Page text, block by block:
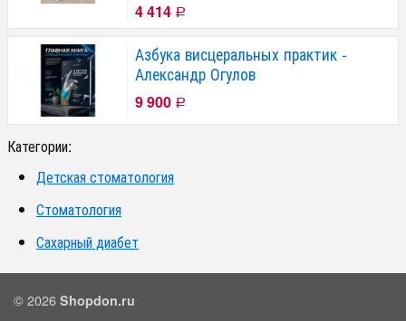
4 414 Р
Азбука висцеральных практик -
Александр Огулов
9 900 Р
Категории:
Детская стоматология
Стоматология
Сахарный диабет
© 2026 Shopdon.ru